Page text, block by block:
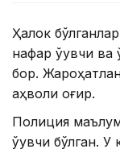
Ҳалок
нафар ўқувчи ва
бор.
аҳволи оғир.
Полиция
ўқувчи бўлган. У